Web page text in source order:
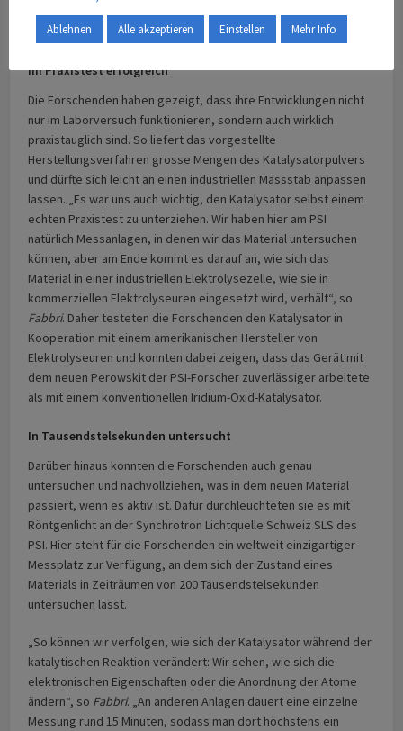
gezielt variieren und so verschiedene Varianten des Materials
erzeugen.“
Im Praxistest erfolgreich
Die Forschenden haben gezeigt, dass ihre Entwicklungen nicht
nur im Laborversuch funktionieren, sondern auch wirklich
praxistauglich sind. So liefert das vorgestellte
Herstellungsverfahren grosse Mengen des Katalysatorpulvers
und dürfte sich leicht an einen industriellen Massstab anpassen
lassen. „Es war uns auch wichtig, den Katalysator selbst einem
echten Praxistest zu unterziehen. Wir haben hier am PSI
natürlich Messanlagen, in denen wir das Material untersuchen
können, aber am Ende kommt es darauf an, wie sich das
Material in einer industriellen Elektrolysezelle, wie sie in
kommerziellen Elektrolyseuren eingesetzt wird, verhält“, so
Fabbri. Daher testeten die Forschenden den Katalysator in
Kooperation mit einem amerikanischen Hersteller von
Elektrolyseuren und konnten dabei zeigen, dass das Gerät mit
dem neuen Perowskit der PSI-Forscher zuverlässiger arbeitete
als mit einem konventionellen Iridium-Oxid-Katalysator.
In Tausendstelsekunden untersucht
Darüber hinaus konnten die Forschenden auch genau
untersuchen und nachvollziehen, was in dem neuen Material
passiert, wenn es aktiv ist. Dafür durchleuchteten sie es mit
Röntgenlicht an der Synchrotron Lichtquelle Schweiz SLS des
PSI. Hier steht für die Forschenden ein weltweit einzigartiger
Messplatz zur Verfügung, an dem sich der Zustand eines
Materials in Zeiträumen von 200 Tausendstelsekunden
untersuchen lässt.
„So können wir verfolgen, wie sich der Katalysator während der
katalytischen Reaktion verändert: Wir sehen, wie sich die
elektronischen Eigenschaften oder die Anordnung der Atome
ändern“, so Fabbri. „An anderen Anlagen dauert eine einzelne
Messung rund 15 Minuten, sodass man dort höchstens ein
Ablehnen Alle akzeptieren Einstellen Mehr Info